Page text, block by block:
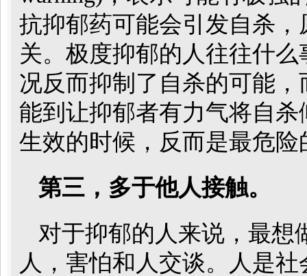
抗抑郁药可能会引发自杀
关。极度抑郁的人往往什
况反而抑制了自杀的可能，
能到让抑郁者有力气将自
生效的时候，反而是最危
第三，多于他人接触。
对于抑郁的人来说，最想
人，害怕和人交谈。人是